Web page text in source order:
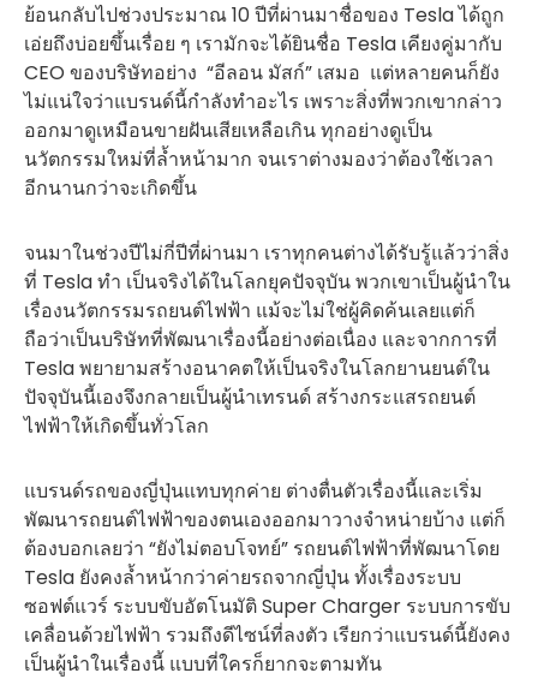
ย้อนกลับไปช่วงประมาณ 10 ปีที่ผ่านมาชื่อของ Tesla ได้ถูก
เอ่ยถึงบ่อยขึ้นเรื่อย ๆ เรามักจะได้ยินชื่อ Tesla เคียงคู่มากับ
CEO ของบริษัทอย่าง “อีลอน มัสก์” เสมอ แต่หลายคนก็ยัง
ไม่แน่ใจว่าแบรนด์นี้กำลังทำอะไร เพราะสิ่งที่พวกเขากล่าว
ออกมาดูเหมือนขายฝันเสียเหลือเกิน ทุกอย่างดูเป็น
นวัตกรรมใหม่ที่ล้ำหน้ามาก จนเราต่างมองว่าต้องใช้เวลา
อีกนานกว่าจะเกิดขึ้น
จนมาในช่วงปีไม่กี่ปีที่ผ่านมา เราทุกคนต่างได้รับรู้แล้วว่าสิ่ง
ที่ Tesla ทำ เป็นจริงได้ในโลกยุคปัจจุบัน พวกเขาเป็นผู้นำใน
เรื่องนวัตกรรมรถยนต์ไฟฟ้า แม้จะไม่ใช่ผู้คิดค้นเลยแต่ก็
ถือว่าเป็นบริษัทที่พัฒนาเรื่องนี้อย่างต่อเนื่อง และจากการที่
Tesla พยายามสร้างอนาคตให้เป็นจริงในโลกยานยนต์ใน
ปัจจุบันนี้เองจึงกลายเป็นผู้นำเทรนด์ สร้างกระแสรถยนต์
ไฟฟ้าให้เกิดขึ้นทั่วโลก
แบรนด์รถของญี่ปุ่นแทบทุกค่าย ต่างตื่นตัวเรื่องนี้และเริ่ม
พัฒนารถยนต์ไฟฟ้าของตนเองออกมาวางจำหน่ายบ้าง แต่ก็
ต้องบอกเลยว่า “ยังไม่ตอบโจทย์” รถยนต์ไฟฟ้าที่พัฒนาโดย
Tesla ยังคงล้ำหน้ากว่าค่ายรถจากญี่ปุ่น ทั้งเรื่องระบบ
ซอฟต์แวร์ ระบบขับอัตโนมัติ Super Charger ระบบการขับ
เคลื่อนด้วยไฟฟ้า รวมถึงดีไซน์ที่ลงตัว เรียกว่าแบรนด์นี้ยังคง
เป็นผู้นำในเรื่องนี้ แบบที่ใครก็ยากจะตามทัน